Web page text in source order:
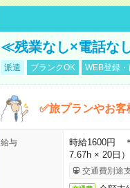
≪残業なし×電話な
派遣 ブランクOK WEB登録
✅旅プランやお客
給与
時給1600円
7.67h × 20日）
交通費別途